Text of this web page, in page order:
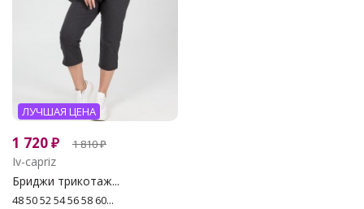
ЛУЧШАЯ ЦЕНА
1 720₽ 1 810₽
Iv-capriz
Бриджи трикотаж...
48 50 52 54 56 58 60...